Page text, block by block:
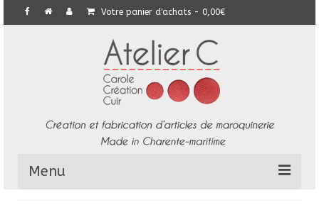
Votre panier d'achats - 0,00€
Menu